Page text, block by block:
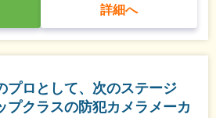
詳細へ
プロとして、次のステージ
プクラスの防犯カメラメーカ